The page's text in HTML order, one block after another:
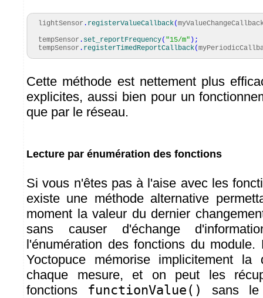
lightSensor . registerValueCallback(
tempSensor . set_reportFrequency( "15/m" ) ;
tempSensor . registerTimedReportCallback(
Cette méthode est nettement plus
explicites, aussi bien pour un
que par le réseau.
Lecture par énumération des fonctions
Si vous n'êtes pas à l'aise avec les
existe une méthode alternative
moment la valeur du dernier
sans causer d'échange
l'énumération des fonctions du
Yoctopuce mémorise implicitement la
chaque mesure, et on peut les
fonctions functionValue() sans le